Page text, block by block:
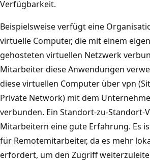
Verfügbarkeit.
Beispielsweise verfügt eine
virtuelle Computer, die mit einem
gehosteten virtuellen Netzwerk
Mitarbeiter diese Anwendungen
diese virtuellen Computer über vpn
Private Network) mit dem
verbunden. Ein Standort-zu-Standort-
Mitarbeitern eine gute Erfahrung. Es
für Remotemitarbeiter, da es mehr
erfordert, um den Zugriff